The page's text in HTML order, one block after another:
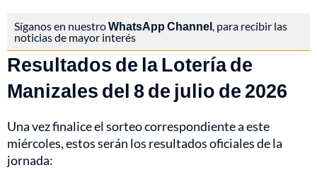
Síganos en nuestroWhatsApp Channel, para recibir las
noticias de mayor interés
Resultados de la Lotería de
Manizales del 8 de julio de 2026
Una vez finalice el sorteo correspondiente a este
miércoles, estos serán los resultados oficiales de la
jornada: